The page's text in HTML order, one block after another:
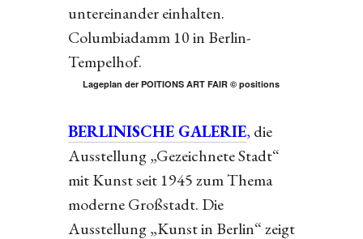
untereinander einhalten.
Columbiadamm 10 in Berlin-
Tempelhof.
Lageplan der POITIONS ART FAIR © positions
BERLINISCHE GALERIE, die
Ausstellung „Gezeichnete Stadt“
mit Kunst seit 1945 zum Thema
moderne Großstadt. Die
Ausstellung „Kunst in Berlin“ zeigt